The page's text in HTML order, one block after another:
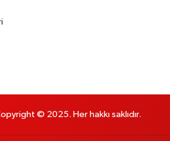
© 2025. Her hakkı saklıdır.